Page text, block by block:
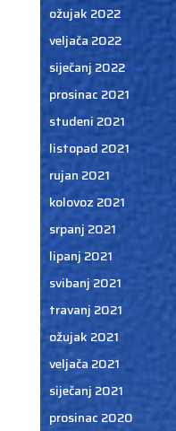
ožujak 2022
veljača 2022
siječanj 2022
prosinac 2021
studeni 2021
listopad 2021
rujan 2021
kolovoz 2021
srpanj 2021
lipanj 2021
svibanj 2021
travanj 2021
ožujak 2021
veljača 2021
siječanj 2021
prosinac 2020